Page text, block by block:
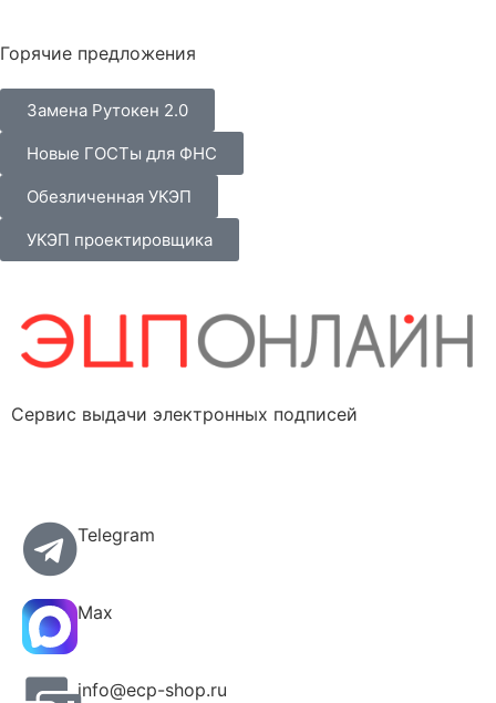
Горячие предложения
Замена Рутокен 2.0
Новые ГОСТы для ФНС
Обезличенная УКЭП
УКЭП проектировщика
Сервис выдачи электронных подписей
Telegram
Max
info@ecp-shop.ru